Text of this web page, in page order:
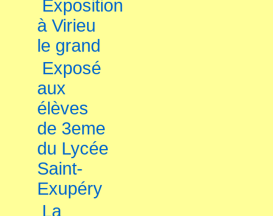
Exposition
à Virieu
le grand
Exposé
aux
élèves
de 3eme
du Lycée
Saint-
Exupéry
La